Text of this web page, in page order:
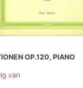
OP.120, PIANO
van